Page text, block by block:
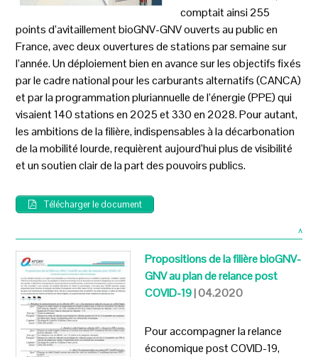
comptait ainsi 255
points d’avitaillement bioGNV-GNV ouverts au public en
France, avec deux ouvertures de stations par semaine sur
l’année. Un déploiement bien en avance sur les objectifs fixés
par le cadre national pour les carburants alternatifs (CANCA)
et par la programmation pluriannuelle de l’énergie (PPE) qui
visaient 140 stations en 2025 et 330 en 2028. Pour autant,
les ambitions de la filière, indispensables à la décarbonation
de la mobilité lourde, requièrent aujourd’hui plus de visibilité
et un soutien clair de la part des pouvoirs publics.
Télécharger le document
^
Propositions de la filière bioGNV-
GNV au plan de relance post
COVID-19| 04.2020
Pour accompagner la relance
économique post COVID-19,